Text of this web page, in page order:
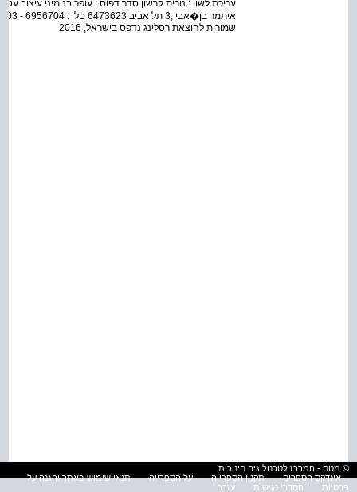
שמורות להוצאת רסלינג נדפס בישראל, 2016
© מטח - המרכז לטכנולוגיה חינוכית
אינדקס הספרים
תקנון הספרייה על הספרייה
תנאי שימוש באתר והגנה על
פרטיות
הסדרי נגישות עזרה